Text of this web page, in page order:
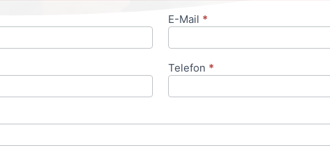
E-Mail *
Telefon *